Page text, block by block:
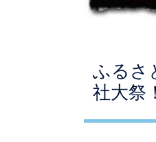
ふるさ
社大祭！